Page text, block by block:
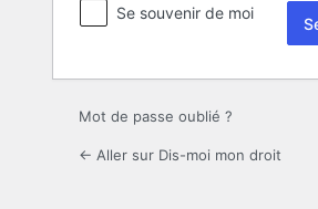
Se souvenir de moi
Mot de passe oublié ?
← Aller sur Dis-moi mon droit